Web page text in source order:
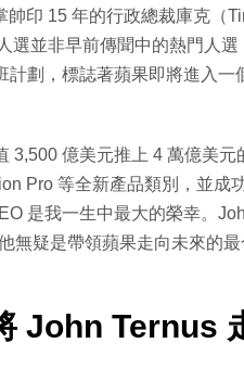
印 15 年的行政總裁庫克（
選並非早前傳聞中的熱門人選
劃，標誌著蘋果即將進入一
3,500 億美元推上 4 萬億美元
Pro 等全新產品類別，並成
是我一生中最大的榮幸。
無疑是帶領蘋果走向未來的最
John Ternus